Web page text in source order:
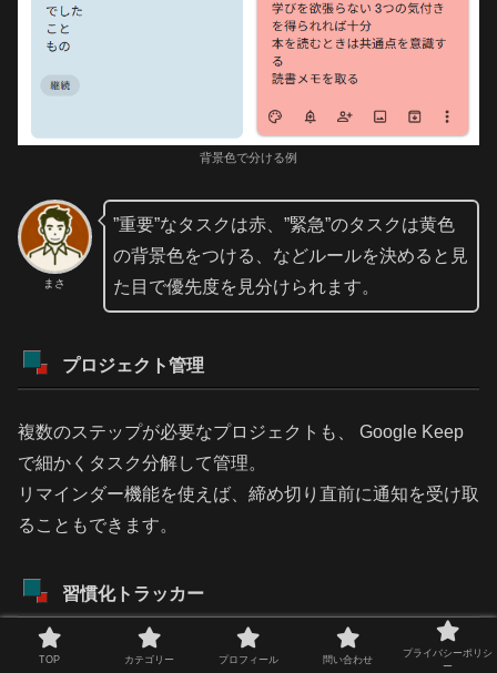
背景色で分ける例
まさ
”重要”なタスクは赤、”緊急”のタスクは黄色
の背景色をつける、などルールを決めると見
た目で優先度を見分けられます。
プロジェクト管理
複数のステップが必要なプロジェクトも、 Google Keep
で細かくタスク分解して管理。
リマインダー機能を使えば、締め切り直前に通知を受け取
ることもできます。
習慣化トラッカー
毎日続けたい習慣（運動、読書など）をリスト化し、でき
TOP カテゴリー プロフィール 問い合わせ
プライバシーポリシ
ー